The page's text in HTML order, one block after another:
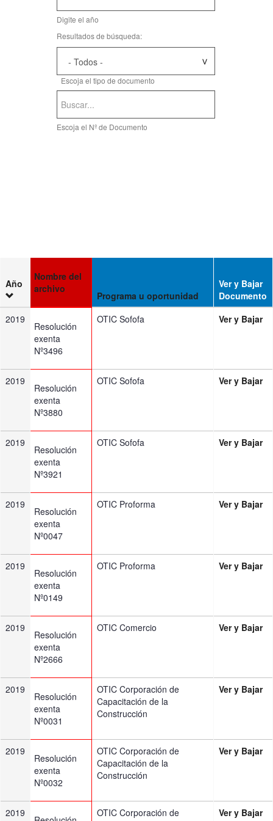
Fecha
Digite el año
Resultados de búsqueda:
Escoja el tipo de documento
Escoja el Nº de Documento
Año
Nombre del
archivo
Programa u oportunidad
Ver y Bajar
Documento
2019
Resolución
exenta
Nº3496
OTIC Sofofa Ver y Bajar
2019
Resolución
exenta
Nº3880
OTIC Sofofa Ver y Bajar
2019
Resolución
exenta
Nº3921
OTIC Sofofa Ver y Bajar
2019
Resolución
exenta
Nº0047
OTIC Proforma Ver y Bajar
2019
Resolución
exenta
Nº0149
OTIC Proforma Ver y Bajar
2019
Resolución
exenta
Nº2666
OTIC Comercio Ver y Bajar
2019
Resolución
exenta
Nº0031
OTIC Corporación de
Capacitación de la
Construcción
Ver y Bajar
2019
Resolución
exenta
Nº0032
OTIC Corporación de
Capacitación de la
Construcción
Ver y Bajar
2019
OTIC Corporación de
Ver y Bajar